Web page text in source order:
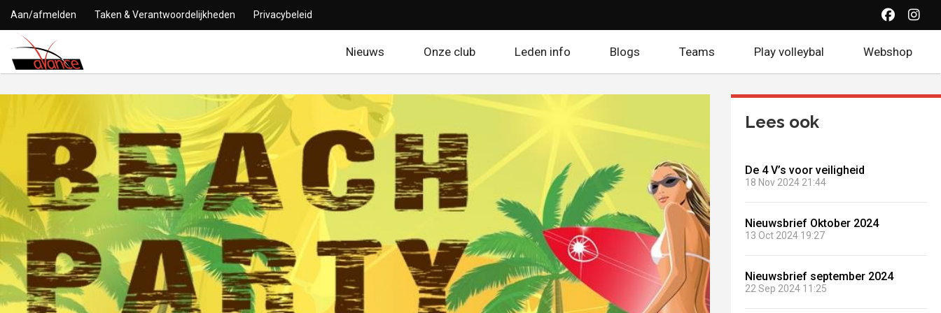
Aan/afmelden Taken & Verantwoordelijkheden Privacybeleid (Opent
Nieuws Onze club Leden info Blogs Teams Play volleybal Webshop
Lees ook
De 4 V’s voor veiligheid
18 Nov 2024 21:44
Nieuwsbrief Oktober 2024
13 Oct 2024 19:27
Nieuwsbrief september 2024
22 Sep 2024 11:25